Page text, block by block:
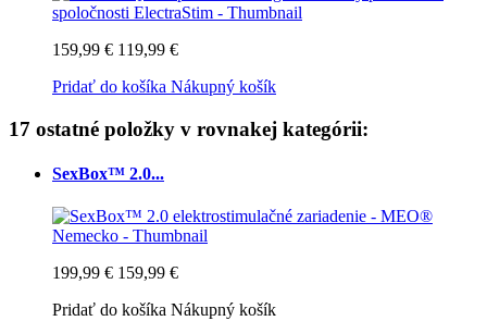
159,99 € 119,99 €
Pridať do košíka Nákupný košík
17 ostatné položky v rovnakej kategórii:
SexBox™ 2.0...
199,99 € 159,99 €
Pridať do košíka Nákupný košík